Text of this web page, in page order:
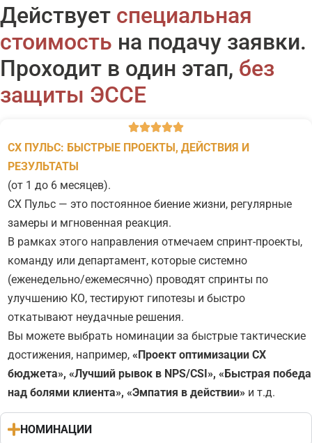
Действует специальная
стоимость на подачу заявки.
Проходит в один этап, без
защиты ЭССЕ
CX ПУЛЬС: БЫСТРЫЕ ПРОЕКТЫ, ДЕЙСТВИЯ И
РЕЗУЛЬТАТЫ
(от 1 до 6 месяцев).
CX Пульс — это постоянное биение жизни, регулярные
замеры и мгновенная реакция.
В рамках этого направления отмечаем спринт-проекты,
команду или департамент, которые системно
(еженедельно/ежемесячно) проводят спринты по
улучшению КО, тестируют гипотезы и быстро
откатывают неудачные решения.
Вы можете выбрать номинации за быстрые тактические
достижения, например, «Проект оптимизации СХ
бюджета», «Лучший рывок в NPS/CSI», «Быстрая победа
над болями клиента», «Эмпатия в действии» и т.д.
НОМИНАЦИИ